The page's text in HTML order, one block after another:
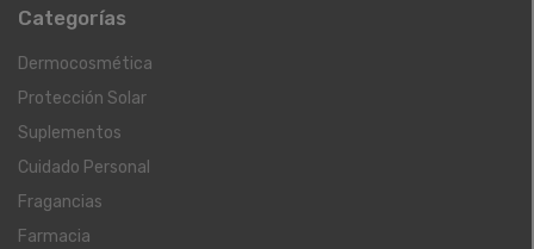
Categorías
Dermocosmética
Protección Solar
Suplementos
Cuidado Personal
Fragancias
Farmacia